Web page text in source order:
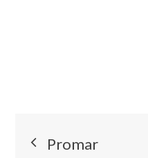
Nawigacja
Promar